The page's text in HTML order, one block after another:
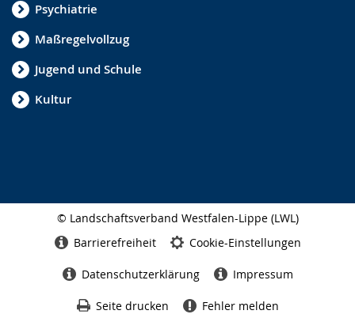
Psychiatrie
Maßregelvollzug
Jugend und Schule
Kultur
© Landschaftsverband Westfalen-Lippe (LWL)
Barrierefreiheit Cookie-Einstellungen
Datenschutzerklärung Impressum
Seite drucken Fehler melden